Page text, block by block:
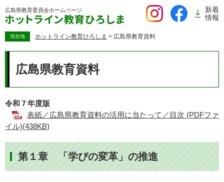
ー
広島県教育委員会ホームページ
新着
情報
現在地 ホットライン教育ひろしま > 広島県教育資料
広島県教育資料
令和７年度版
表紙／広島県教育資料の活用に当たって／目次 (PDFファ
イル)(438KB)
第１章 「学びの変革」の推進